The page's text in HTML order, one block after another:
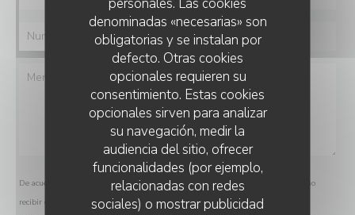
denominadas «necesarias» son
obligatorias y se instalan por
defecto. Otras cookies
opcionales requieren su
consentimiento. Estas cookies
opcionales sirven para analizar
su navegación, medir la
audiencia del sitio, ofrecer
funcionalidades (por ejemplo,
relacionadas con redes
sociales) o mostrar publicidad
De acuerdo con la normativa de protección de datos, puede ejercer su derecho a no
recibir comunicaciones comerciales inscribiéndose en la Lista Robinson: